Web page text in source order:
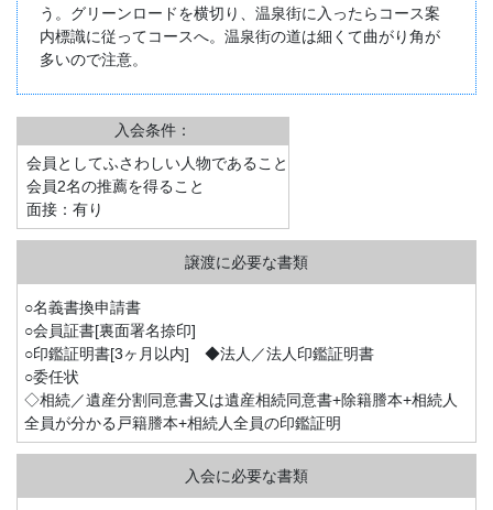
う。グリーンロードを横切り、温泉街に入ったらコース案
内標識に従ってコースへ。温泉街の道は細くて曲がり角が
多いので注意。
入会条件：
会員としてふさわしい人物であること
会員2名の推薦を得ること
面接：有り
○名義書換申請書
○会員証書[裏面署名捺印]
○印鑑証明書[3ヶ月以内] ◆法人／法人印鑑証明書
○委任状
◇相続／遺産分割同意書又は遺産相続同意書+除籍謄本+相続人
全員が分かる戸籍謄本+相続人全員の印鑑証明